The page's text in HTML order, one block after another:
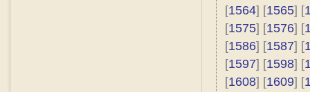
[1564] [1565] [
[1575] [1576] [
[1586] [1587] [
[1597] [1598] [
[1608] [1609] [